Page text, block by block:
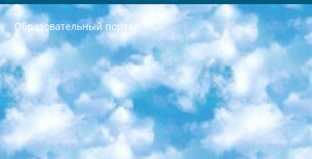
Образовательный портал
РЕСПУБЛИКА УЗБЕКИСТАН МИНИСТРЕРСТВО ДОШКОЛЬНОГО И ШКОЛЬНОГО ОБРАЗОВАНИЯ КОМАНДА в общеобразовательных учреждениях в 2023-2024 учебном году организация и проведение итоговой государственной аттестации обучающихся о Министра дошкольного и школьного образования Республики Узбекистан от 4 марта 2008 года (постановлением Минюста от 20 марта 2008 года № 1778 государственной регистрации) «Итоговое состояние учащихся общего среднего образования на основании положения об утверждении положения об аттестации общего среднего образования выпускной экзамен студентов в образовательных учреждениях в 2023-2024 учебном году В целях организации и прохождения аттестации приказываю: 1. Следующее: перечень предметов, по которым будет проводиться итоговая государственная аттестация и экзамен формы перевода согласно приложению 1; сертификаты международного образца, оценивающие уровень владения иностранными языками перечень согласно приложению 2; 2. Педагогический при специализированных образовательных учреждениях. научно-практический центр квалификации и международной оценки (Д.Давидова) 2024 г. До 25 марта: задания по предметам, по которым будет проводиться итоговая аттестация разработка и утверждение технических условий; итоговая аттестация на основании разработанного предметного задания разработка вопросов по предметам (устно и письменно), экзамен передача; общеобразовательные средние школы и специальные учебные заведения учащиеся выпускных классов школ и интернатов в агентской системе подготовка базы данных экзаменационных материалов и критериев оценки; перевод базы экзаменационных материалов на все языки обучения подать в Республиканский образовательный центр для изготовления; варианты экзаменов на основе разработанных контрольных материалов пусть будут поставлены задачи формирования. 3. Республиканский образовательный центр (Ш.Худайкулов) до 5 апреля 2024 года. до: база данных предоставленных экзаменационных материалов на все языки обучения перевод и экспертиза; для слепых, слабовидящих, глухих, слабослышащих и умственно отсталых детей учащиеся выпускных классов специализированных школ и школ-интернатов база данных экзаменационных материалов на всех преподаваемых языках подготовка критериев оценки; специализированные школы для умственно отсталых детей и технологии для учащихся выпускных классов школ-интернатов разработка соответствующих рекомендаций и критериев проведения ЕГЭ по естествознанию давать задания. 4. Педагогический при специализированных образовательных учреждениях. Научно-практический центр навыков и международной оценки (Д.Давидова), Республика образовательный центр (Худайкулов Ш.) итоговый государственный аттестационный экзамен ориентирован на творческое и логическое мышление при подготовке базы материалов учитывать введение заданий. 5. Следует отметить, что: сертификат государственного образца о знании общеобразовательного предмета и как минимум национальный уровень B1 по предметам на иностранных языках, указанным в Приложении 2. или международно признанный сертификат эквивалентного уровня студенты, изучающие определенный предмет, освобождаются от экзамена; по соответствующим предметам запланирована итоговая государственная аттестация за день до дня, путем жеребьевки Рабочей группой (в письменной форме по предметам, проводимым в форме) из числа сформированных вариантов выбрано 2 варианта; 2 выбранных варианта экзамена анонсированы на официальном сайте министерства и все выпускники по всей стране на основе этих вариантов проводит итоговую государственную аттестацию. 6. Государственное образование учащихся средних общеобразовательных учреждений. знания в соответствии с квалификационными требованиями, которые необходимо приобрести на основании стандартов итоговый (выпускной) контроль для 9 и 11 классов в целях тестирования Экзамены (далее – экзамены) состоят из предметов, перечисленных в приложении 1. будет сделано. 7. Экзамены пройдут с 26 мая по 15 июня 2024 г. (кроме науки физического воспитания). 8. Физическая для учащихся 9 классов общесредних образовательных учреждений. Экзамены по предмету «Образование, квалификация медицина» 1-6 мая 2024 года. сотрудники перевести под присмотр (с отклонениями в физическом или умственном развитии) специализированная школа для детей, школы-интернаты и со сколиозом школы-интернаты санаторного типа для больных детей исключены). 9. Он был слепым, слабовидящим и имел нарушения опорно-двигательного аппарата. экзамены в специализированных школах и интернатах для детей должны проводиться исходя из требований, предъявляемых к общеобразовательным учреждениям (физкультура кроме науки). 10. Специализированная школа для глухих и слабослышащих детей. и экзамены в интернатах и быть реализован в виде письменного теста по математике. 11. Специальность для умственно отсталых детей. Для 9 класса Родной язык и литературное письмо Государственный язык (язык обучения – узбекский). для неклассов) написано Математическое письмо Письменная/устная история Узбекистана Физическое воспитание практично Итоговый контроль Для 11 класса Написание родного языка и литературы (эссе) Математическое письмо Узбекский язык (обучение на узбекском языке) не посещающее общее среднее образование для учреждений)/Образовательное учреждение выбор письменный и устный Иностранный язык письменный/устный Письменная/устная история Узбекистана *По выбору студента:  Химия  Физика  Основы государственного права  География 10 бесплатных образовательных ресурсов - Мы составили подборку онлайн-проектов с интерактивными упражнениями, видеолекциями и статьями. Они помогут вам обрести новые и освежить старые знания бесплатно. 1. «ИНТУИТ» Старейшая образовательная площадка Рунета. Здесь вы найдёте сотни текстовых и видеокурсов на десятки различных тем — от программирования до психологии. Многие курсы подготовлены российскими университетами и крупными международными компаниями вроде Intel и Microsoft. Самостоятельное обучение бесплатное, но желающие могут оплатить услуги персональных наставников. 2. «Смартия» знакомит с актуальными профессиями и подсказывает, как им обучаться. Выбрав заинтересовавшую вас специальность — SMM-специалист, фотограф, веб-дизайнер или другую, — увидите список необходимых для неё умений. Чтобы вы могли освоить их самостоятельно, для каждого умения площадка отображает подборку ссылок на учебные материалы. Хотя «Смартия» ориентируется на русскоязычную аудиторию, часть контента всё же доступна только на английском. 3. «Лекторий Физтеха» Проект Московского физико-технического института (Физтеха). С его помощью вы можете смотреть онлайн серии лекций, записанные на видео в этом вузе. В числе доступных предметов — физика, биология, химия, информационные технологии и другие. К некоторым лекциям администрация ресурса прилагает готовые конспекты, которые можно скачивать в PDF-формате. 4. ITMOcourses Онлайн-площадка Санкт-Петербургского национального исследовательского университета информационных технологий, механики и оптики (ИТМО). Ресурс предоставляет свободный доступ к курсам, разработанным в этом вузе. Каталог материалов разбит на четыре категории: «Оптические системы и технологии», «Приборостроение и робототехника», «Информационные технологии» и «Биотехнологии». Курсы состоят из видеолекций, интерактивных демонстраций и заданий. 5. «КиберЛенинка» Электронная научная библиотека открытого доступа. Каталог площадки регулярно обрастает текстами статей из различных научных изданий. Сгруппированные по журналам и рубрикам публикации можно читать онлайн или скачивать целиком в PDF-формате. Проект нацелен на популяризацию науки за счёт открытого доступа к качественной информации. 6. «ПостНаука» На этом ресурсе публикуют подборки видеолекций, составленные экспертами из разных отраслей и объединённые общими темами. Среди них, к примеру, есть серии «Биоинформатика и геномика», «Культура средневековой Скандинавии» и Cinema Studies о теории кино. Каждая подборка лекций — логически связанная история, рассказанная экспертом от первого лица. Кроме того, на сайте появляются научно-образовательные статьи и тесты на разные темы. 7. «Newочём» Команда проекта «Newочём» отбирает самые интересные тексты из англоязычных СМИ и переводит те из них, за которые голосуют участники сообщества «ВКонтакте». По большей части это научно-популярные статьи. Редакторы придумывают лишь заголовки, в остальном содержание переводов соответствует оригиналам. Полные тексты можно читать прямо в социальной сети. 8. InternetUrok Онлайн-база материалов по основным дисциплинам школьной программы. Информация на сайте структурирована по классам, предметам и темам (урокам). Каждый урок состоит из видеолекций и конспектов. Есть также интерактивные тренажёры и тесты для закрепления пройденного материала. Даже если вы давно окончили школу, возможность повторить программу старших классов всегда может пригодиться. 9. Edutainme Ещё один ресурс об образовании. В отличие от Newtonew, как мне кажется, Edutainme больше ориентируется на представителей индустрии: педагогов, предпринимателей, разработчиков образовательных проектов. Но и любой, кто просто стремится к саморазвитию, найдёт на сайте много полезного и интересного для себя. Например, информацию о новых курсах и образовательных сервисах. 10. Newtonew Онлайн-медиа об образовании и обучении в широком смысле. Авторы Newtonew пишут об инструментах, заведениях, тактиках и стратегиях, которые помогают учить других и получать новые знания самостоятельно. На этой площадке вы найдёте новости, обзоры, аналитические мат